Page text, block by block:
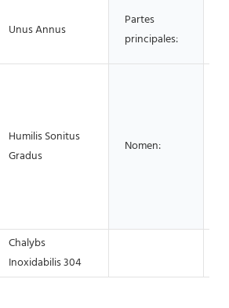
Unus Annus
Partes
principales:
Humilis Sonitus
Gradus
Nomen:
Chalybs
Inoxidabilis 304